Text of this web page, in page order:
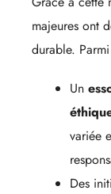
majeures ont
durable.
Un
variée
Des